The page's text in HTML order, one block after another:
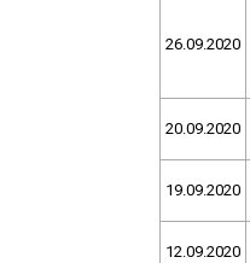
26.09.2020
20.09.2020
19.09.2020
12.09.2020